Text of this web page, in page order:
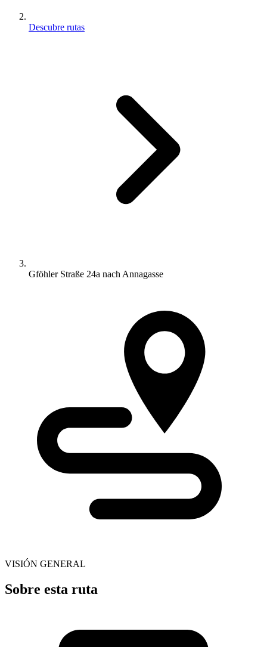
Descubre rutas
Gföhler Straße 24a nach Annagasse
VISIÓN GENERAL
Sobre esta ruta